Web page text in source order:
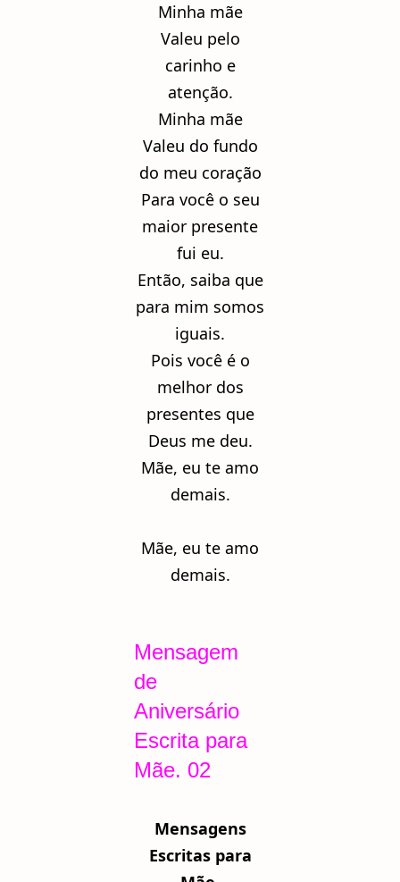
Minha mãe
Valeu pelo
carinho e
atenção.
Minha mãe
Valeu do fundo
do meu coração
Para você o seu
maior presente
fui eu.
Então, saiba que
para mim somos
iguais.
Pois você é o
melhor dos
presentes que
Deus me deu.
Mãe, eu te amo
demais.
Mãe, eu te amo
demais.
Mensagem
de
Aniversário
Escrita para
Mãe. 02
Mensagens
Escritas para